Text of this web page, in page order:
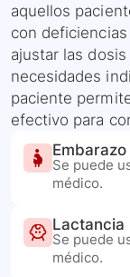
aquellos
con
ajustar las
necesidades
paciente
efectivo para
Embarazo
Se puede
médico.
Lactancia
Se puede
médico.